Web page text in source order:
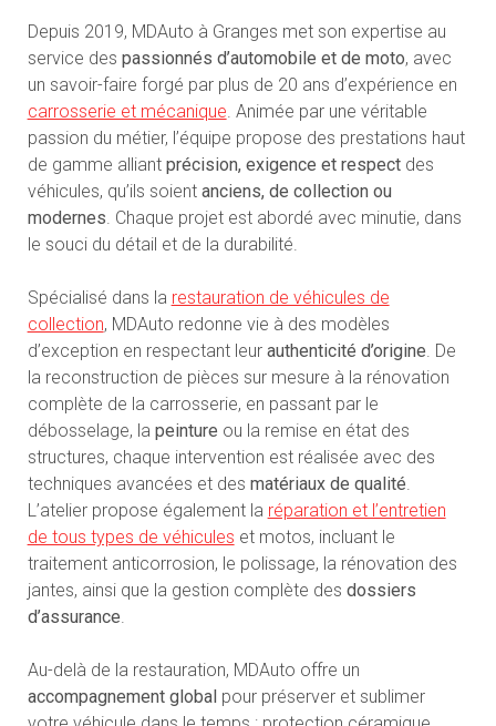
Depuis 2019, MDAuto à Granges met son expertise au
service des passionnés d’automobile et de moto, avec
un savoir-faire forgé par plus de 20 ans d’expérience en
carrosserie et mécanique. Animée par une véritable
passion du métier, l’équipe propose des prestations haut
de gamme alliant précision, exigence et respectdes
véhicules, qu’ils soient anciens, de collection ou
modernes. Chaque projet est abordé avec minutie, dans
le souci du détail et de la durabilité.
Spécialisé dans la restauration de véhicules de
collection, MDAuto redonne vie à des modèles
d’exception en respectant leur authenticité d’origine. De
la reconstruction de pièces sur mesure à la rénovation
complète de la carrosserie, en passant par le
débosselage, la peinture ou la remise en état des
structures, chaque intervention est réalisée avec des
techniques avancées et des matériaux de qualité.
L’atelier propose également la réparation et l’entretien
de tous types de véhicules et motos, incluant le
traitement anticorrosion, le polissage, la rénovation des
jantes, ainsi que la gestion complète des dossiers
d’assurance.
Au-delà de la restauration, MDAuto offre un
accompagnement globalpour préserver et sublimer